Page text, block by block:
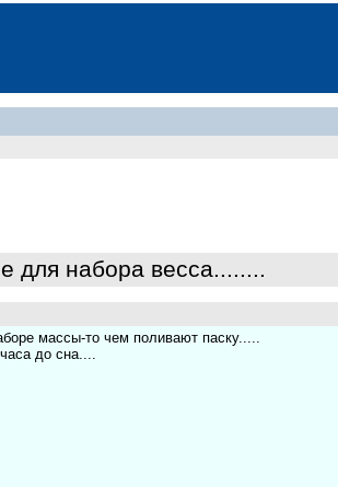
для набора весса........
массы-то чем поливают паску.....
до сна....